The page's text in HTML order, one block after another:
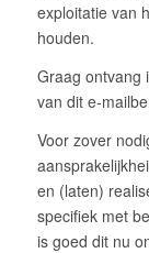
exploitatie van
houden.
Graag ontvang
van dit e-
Voor zover
en (laten)
specifiek met
is goed dit nu